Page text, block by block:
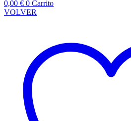
0,00 € 0 Carrito
VOLVER